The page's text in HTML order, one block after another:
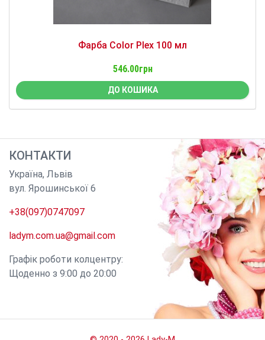
Фарба Color Plex 100 мл
546.00грн
ДО КОШИКА
КОНТАКТИ
Україна, Львів
вул. Ярошинської 6
+38(097)0747097
ladym.com.ua@gmail.com
Графік роботи колцентру:
Щоденно з 9:00 до 20:00